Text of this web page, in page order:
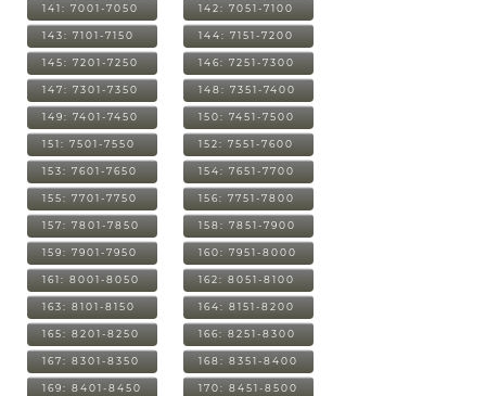
141: 7001-7050 142: 7051-7100
143: 7101-7150 144: 7151-7200
145: 7201-7250 146: 7251-7300
147: 7301-7350 148: 7351-7400
149: 7401-7450 150: 7451-7500
151: 7501-7550 152: 7551-7600
153: 7601-7650 154: 7651-7700
155: 7701-7750 156: 7751-7800
157: 7801-7850 158: 7851-7900
159: 7901-7950 160: 7951-8000
161: 8001-8050 162: 8051-8100
163: 8101-8150 164: 8151-8200
165: 8201-8250 166: 8251-8300
167: 8301-8350 168: 8351-8400
169: 8401-8450 170: 8451-8500